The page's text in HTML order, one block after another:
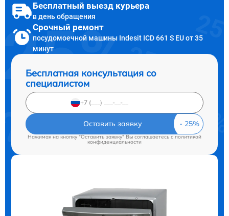
Бесплатный выезд курьера
в день обращения
Срочный ремонт
посудомоечной машины Indesit ICD 661 S EU от 35
минут
Бесплатная консультация со
специалистом
Оставить заявку
Нажимая на кнопку "Оставить заявку" Вы соглашаетесь cполитикой
конфиденциальности